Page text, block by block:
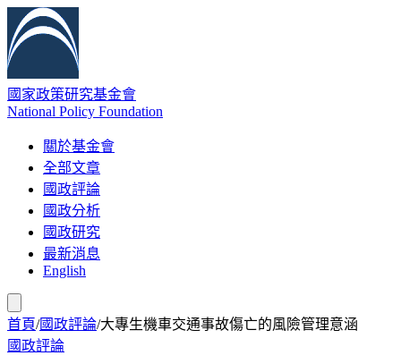
國家政策研究基金會
National Policy Foundation
關於基金會
全部文章
國政評論
國政分析
國政研究
最新消息
English
首頁/國政評論/大專生機車交通事故傷亡的風險管理意涵
國政評論